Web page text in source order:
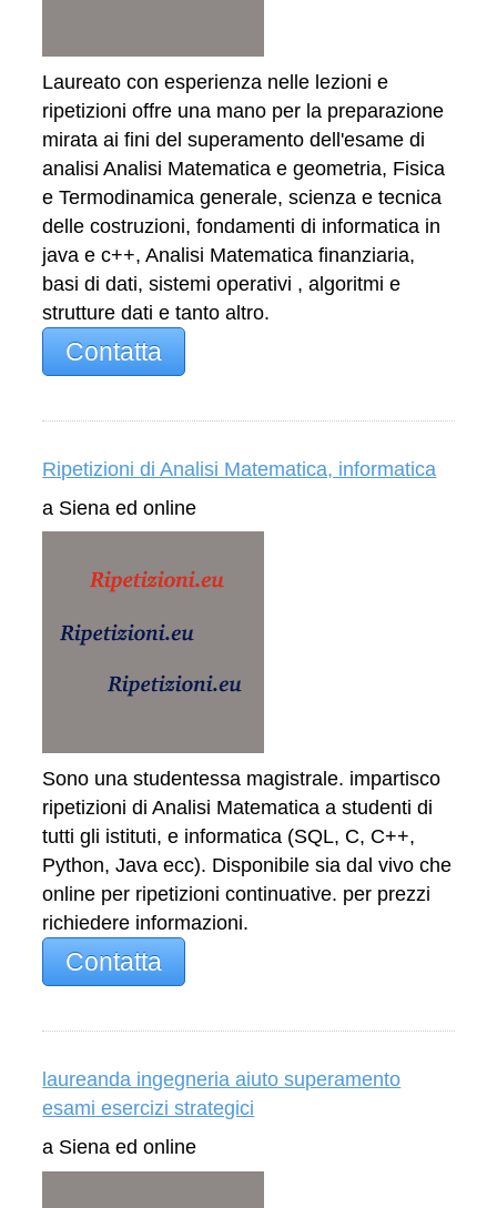
Laureato con esperienza nelle lezioni e
ripetizioni offre una mano per la preparazione
mirata ai fini del superamento dell'esame di
analisi Analisi Matematica e geometria, Fisica
e Termodinamica generale, scienza e tecnica
delle costruzioni, fondamenti di informatica in
java e c++, Analisi Matematica finanziaria,
basi di dati, sistemi operativi , algoritmi e
strutture dati e tanto altro.
Contatta
Ripetizioni di Analisi Matematica, informatica
a Siena ed online
Sono una studentessa magistrale. impartisco
ripetizioni di Analisi Matematica a studenti di
tutti gli istituti, e informatica (SQL, C, C++,
Python, Java ecc). Disponibile sia dal vivo che
online per ripetizioni continuative. per prezzi
richiedere informazioni.
Contatta
laureanda ingegneria aiuto superamento
esami esercizi strategici
a Siena ed online